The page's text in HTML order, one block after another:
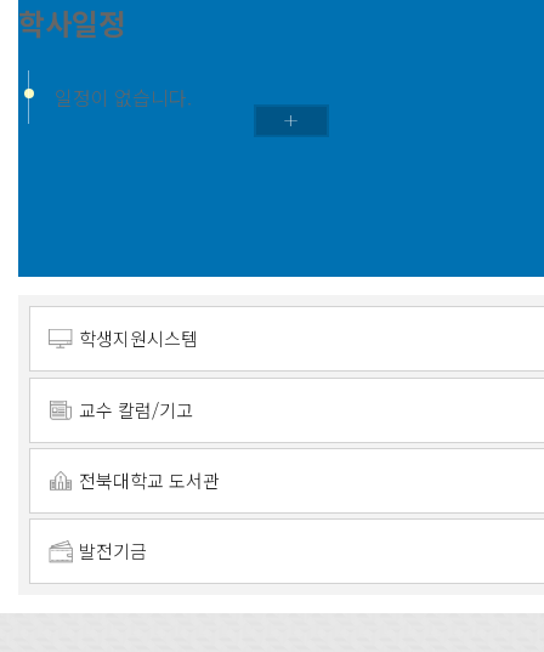
학사일정
일정이 없습니다.
학생지원시스템
교수 칼럼/기고
전북대학교 도서관
발전기금